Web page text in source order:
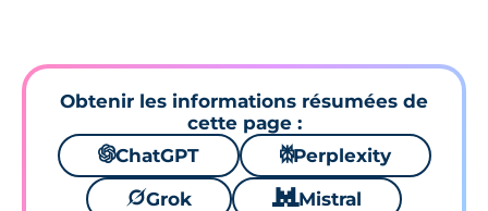
Obtenir les informations résumées de
cette page :
🌌ChatGPT ⚙Perplexity
🪐Grok 🐱 Mistral